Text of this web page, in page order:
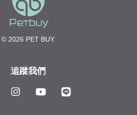
© 2026 PET BUY.
追蹤我們
Facebook Instagram YouTube